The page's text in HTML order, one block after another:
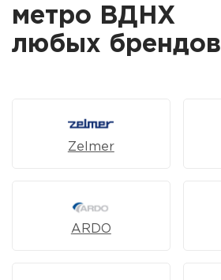
метро ВДНХ
любых брендов
Zelmer
ARDO